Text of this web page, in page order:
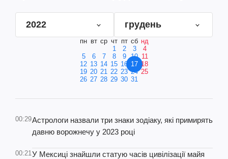
2022 грудень
пн вт ср чт пт сб нд
1
2 3
4
5
6 7 8 9 10 11
12 13 14 15 16 17 18
19 20 21 22 23 24 25
26 27 28 29 30 31
00:29Астрологи назвали три знаки зодіаку, які примирять
давню ворожнечу у 2023 році
00:21У Мексиці знайшли статую часів цивілізації майя